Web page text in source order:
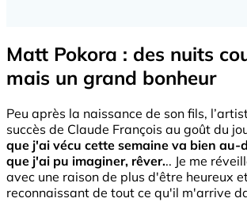
Matt Pokora : des nuits
mais un grand bonheur
Peu après la naissance de son fils,
succès de Claude François au goût du
que j'ai vécu cette semaine va bien au-
que j'ai pu imaginer, rêver... Je me
avec une raison de plus d'être heureux
reconnaissant de tout ce qu'il m'arrive